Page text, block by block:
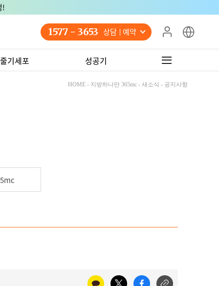
!
1577 - 3653 상담 예약
기세포 성공기
HOME - 지방하나만 365mc - 새소식 - 공지사항